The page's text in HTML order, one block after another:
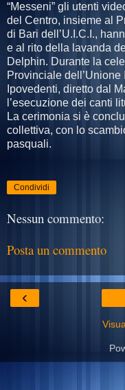
“Messeni” gli utenti
del Centro, insieme al
di Bari dell’U.I.C.I.,
e al rito della lavanda
Delphin. Durante la
Provinciale
Ipovedenti, diretto dal
l’esecuzione dei canti
La cerimonia si è
collettiva, con lo
pasquali.
Condividi
Nessun commento:
Posta un commento
‹